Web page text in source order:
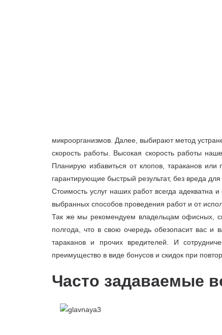
микроорганизмов. Далее, выбирают метод
скорость работы. Высокая скорость работы
Планирую избавиться от клопов, тараканов
гарантирующие быстрый результат, без вреда для
Стоимость услуг наших работ всегда адекватна
выбранных способов проведения работ и от
Так же мы рекомендуем владельцам офисных,
полгода, что в свою очередь обезопасит вас
тараканов и прочих вредителей. И
преимущество в виде бонусов и скидок при
Часто задаваемые